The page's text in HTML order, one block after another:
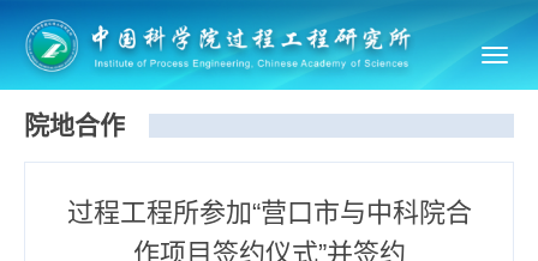
院地合作
过程工程所参加“营口市与中科院合
作项目签约仪式”并签约